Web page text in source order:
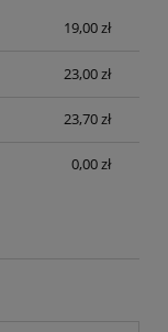
19,00 zł
23,00 zł
23,70 zł
0,00 zł